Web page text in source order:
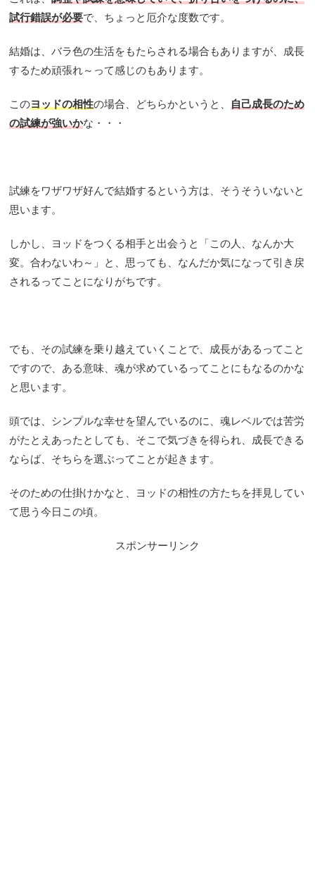
試行錯誤が必要で、ちょっと厄介な度数です。
結婚は、バラ色の生活をもたらされる場合もありますが、成長
するため頑張れ～って感じのもあります。
このヨッドの相性の場合、どちらかというと、
自己成長のため
の試練が強いかな・・・
試練をワザワザ好んで結婚するという方は、そうそういないと
思います。
しかし、ヨッドをつくる相手と出会うと「この人、なんか大
変。合わないわ～」と、思っても、なんだか気になって引き戻
されるってことになりがちです。
でも、その試練を乗り越えていくことで、成長があるってこと
ですので、ある意味、魂が求めているってことにもなるのかな
と思います。
頭では、シンプルな幸せを望んでいるのに、魂レベルでは苦労
がたとえあったとしても、そこで気づきを得られ、成長できる
ならば、そちらを選ぶってことが起きます。
そのための仕掛けかなと、ヨッドの相性の方たちを拝見してい
て思う今日この頃。
スポンサーリンク